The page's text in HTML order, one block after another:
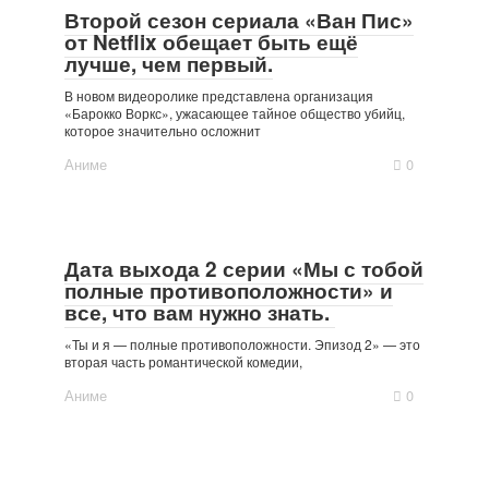
Второй сезон сериала «Ван Пис»
от Netflix обещает быть ещё
лучше, чем первый.
В новом видеоролике представлена ​​организация
«Барокко Воркс», ужасающее тайное общество убийц,
которое значительно осложнит
Аниме 0
Дата выхода 2 серии «Мы с тобой
полные противоположности» и
все, что вам нужно знать.
«Ты и я — полные противоположности. Эпизод 2» — это
вторая часть романтической комедии,
Аниме 0